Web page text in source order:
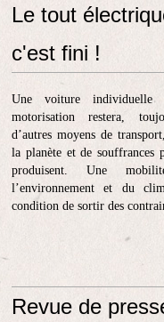
Le tout
c'est fini !
Une voiture
motorisation restera,
d’autres moyens de
la planète et de souffrances
produisent. Une
l’environnement et du
condition de sortir des
Revue de